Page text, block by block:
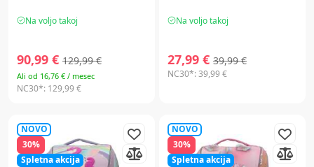
Na voljo takoj
90,99 € 129,99 €
Ali od 16,76 € / mesec
NC30*: 129,99 €
Na voljo takoj
27,99 € 39,99 €
NC30*:39,99 €
30%
Spletna akcija
NOVO
30%
Spletna akcija
NOVO